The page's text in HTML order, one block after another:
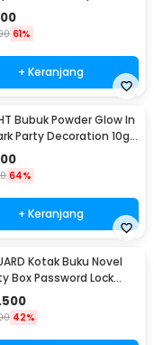
PCS - Q353
61%
+ Keranjang
Bubuk Powder Glow In
Party Decoration 10g
64%
+ Keranjang
Kotak Buku Novel
Box Password Lock
KB-20P
42%